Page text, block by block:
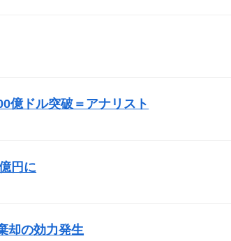
億ドル突破＝アナリスト
円に
却の効力発生